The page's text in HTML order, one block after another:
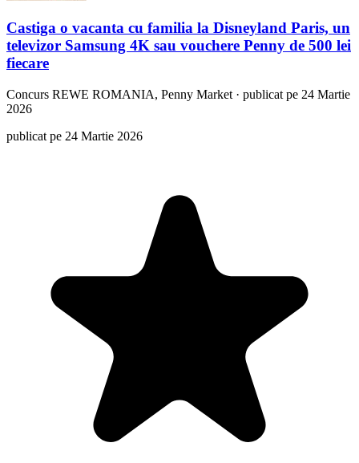
Castiga o vacanta cu familia la Disneyland Paris, un
televizor Samsung 4K sau vouchere Penny de 500 lei
fiecare
Concurs REWE ROMANIA, Penny Market · publicat pe 24 Martie
2026
publicat pe 24 Martie 2026